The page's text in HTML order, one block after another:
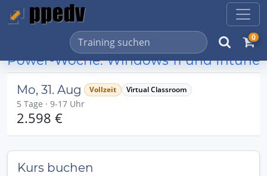
0
Power-Woche: Windows 11 und Intune
Mo, 31. Aug Vollzeit Virtual Classroom
5 Tage · 9-17 Uhr
2.598 €
Kurs buchen